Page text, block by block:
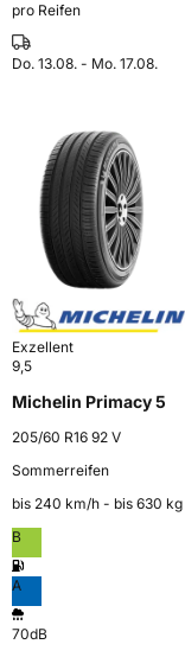
pro Reifen
Do. 13.08. - Mo. 17.08.
Exzellent
9,5
Michelin Primacy 5
205/60 R16 92 V
Sommerreifen
bis 240 km⁠/⁠h - bis 630 kg
B
A
70dB